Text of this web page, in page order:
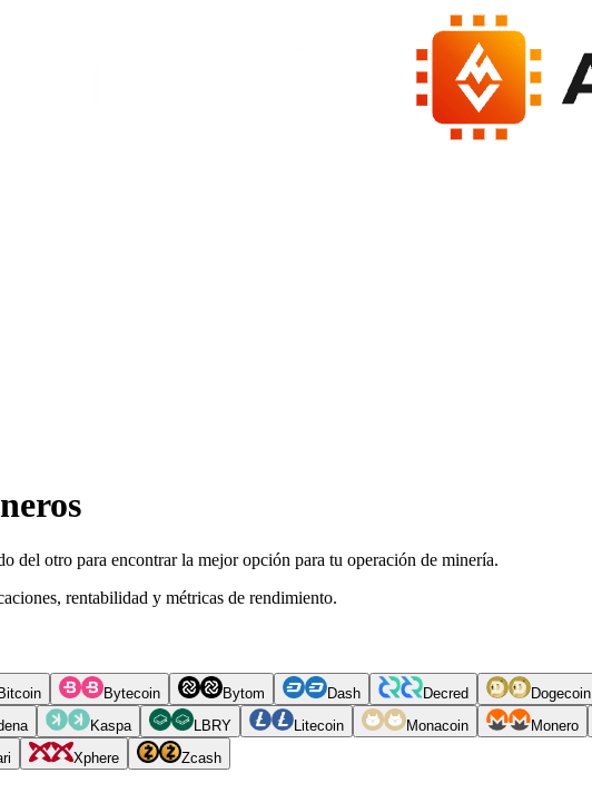
del otro para encontrar la mejor opción para tu operación de minería.
rentabilidad y métricas de rendimiento.
Bitcoin Bytecoin Bytom Dash Decred Dogecoin
Kaspa LBRY Litecoin Monacoin Monero
Xphere Zcash